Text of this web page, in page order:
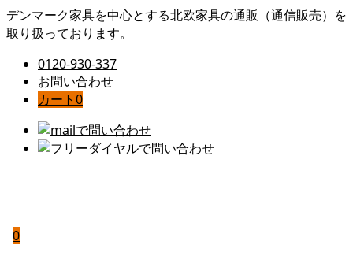
デンマーク家具を中心とする北欧家具の通販（通信販売）を
取り扱っております。
0120-930-337
お問い合わせ
カート0
0